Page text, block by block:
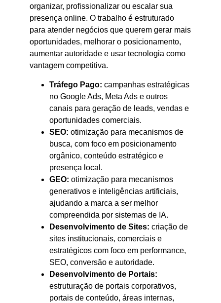
organizar, profissionalizar ou escalar sua
presença online. O trabalho é estruturado
para atender negócios que querem gerar mais
oportunidades, melhorar o posicionamento,
aumentar autoridade e usar tecnologia como
vantagem competitiva.
Tráfego Pago: campanhas estratégicas
no Google Ads, Meta Ads e outros
canais para geração de leads, vendas e
oportunidades comerciais.
SEO: otimização para mecanismos de
busca, com foco em posicionamento
orgânico, conteúdo estratégico e
presença local.
GEO: otimização para mecanismos
generativos e inteligências artificiais,
ajudando a marca a ser melhor
compreendida por sistemas de IA.
Desenvolvimento de Sites: criação de
sites institucionais, comerciais e
estratégicos com foco em performance,
SEO, conversão e autoridade.
Desenvolvimento de Portais:
estruturação de portais corporativos,
portais de conteúdo, áreas internas,